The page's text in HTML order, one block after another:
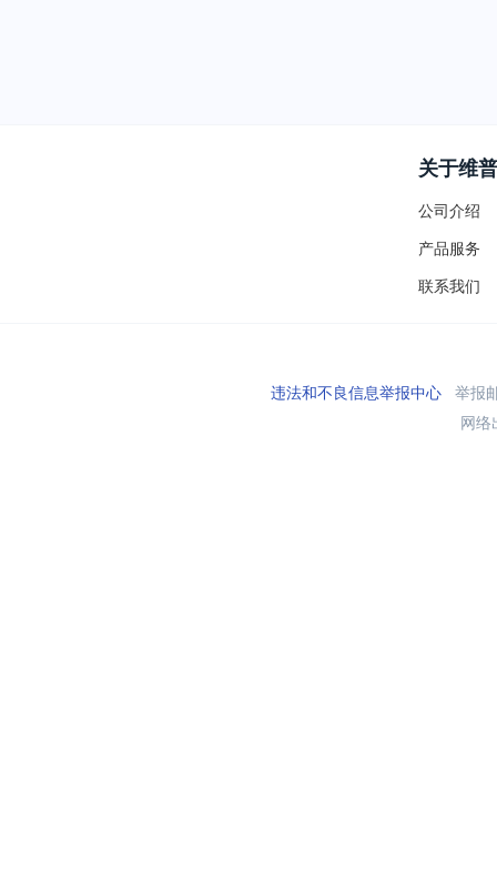
关于维普
公司介绍
产品服务
联系我们
违法和不良信息举报中心举报
网